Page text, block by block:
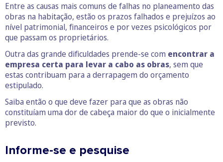
Entre as causas mais comuns de falhas no planeamento das
obras na habitação, estão os prazos falhados e prejuízos ao
nível patrimonial, financeiros e por vezes psicológicos por
que passam os proprietários.
Outra das grande dificuldades prende-se com encontrar a
empresa certa para levar a cabo as obras, sem que
estas contribuam para a derrapagem do orçamento
estipulado.
Saiba então o que deve fazer para que as obras não
constituíam uma dor de cabeça maior do que o inicialmente
previsto.
Informe-se e pesquise